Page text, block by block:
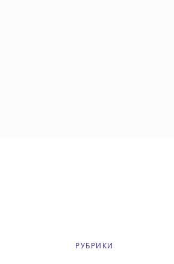
РУБРИКИ